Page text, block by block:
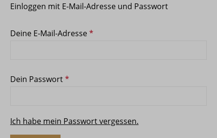
Einloggen mit E-Mail-Adresse und Passwort
Deine E-Mail-Adresse*
Dein Passwort*
Ich habe mein Passwort vergessen.